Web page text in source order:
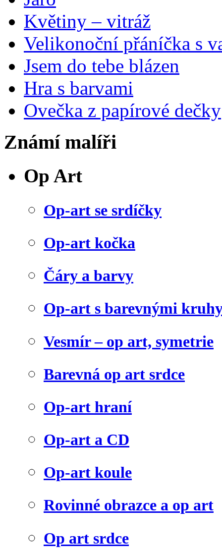
Květiny – vitráž
Velikonoční přáníčka s
Jsem do tebe blázen
Hra s barvami
Ovečka z papírové dečky
Známí malíři
Op Art
Op-art se srdíčky
Op-art kočka
Čáry a barvy
Op-art s barevnými
Vesmír – op art, symetrie
Barevná op art srdce
Op-art hraní
Op-art a CD
Op-art koule
Rovinné obrazce a op art
Op art srdce